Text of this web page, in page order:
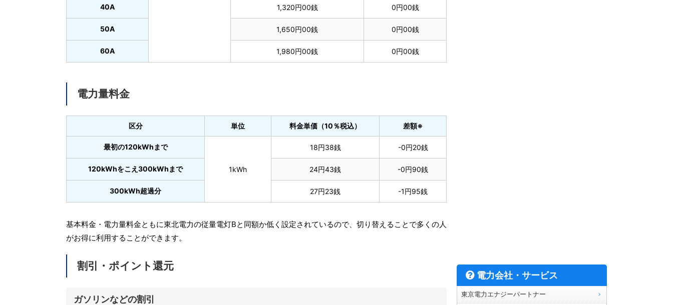
40A 1,320円00銭 0円00銭
50A 1,650円00銭 0円00銭
60A 1,980円00銭 0円00銭
電力量料金
区分 単位 料金単価（10％税込） 差額※
最初の120kWhまで
1kWh
18円38銭 -0円20銭
120kWhをこえ300kWhまで 24円43銭 -0円90銭
300kWh超過分 27円23銭 -1円95銭
基本料金・電力量料金ともに東北電力の従量電灯Bと同額か低く設定されているので、切り替えることで多くの人
がお得に利用することができます。
割引・ポイント還元
ガソリンなどの割引
電力会社・サービス
東京電力エナジーパートナー